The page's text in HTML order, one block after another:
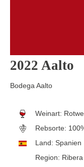
2022 Aalto
Bodega Aalto
Weinart:
Rebsorte:
Land: Spanien
Region: